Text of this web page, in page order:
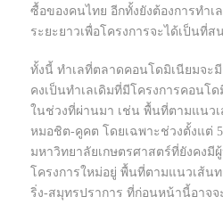
ซื้อของคนไทย อีกทั้งยังต้องการทำเ
ระยะยาวเพื่อโครงการจะได้เป็นที่
ทั้งนี้ ทำเลที่ตลาดคอนโดมิเนียมจะ
คงเป็นทำเลเดิมที่มีโครงการคอนโ
ในช่วงที่ผ่านมา เช่น พื้นที่ตามแนว
หมอชิต-คูคต โดยเฉพาะช่วงตั้งแต่
มหาวิทยาลัยเกษตรศาสตร์ที่ยังคงมี
โครงการใหม่อยู่ พื้นที่ตามแนวเส้น
ริ่ง-สมุทรปราการ ที่ก่อนหน้านี้อาจ